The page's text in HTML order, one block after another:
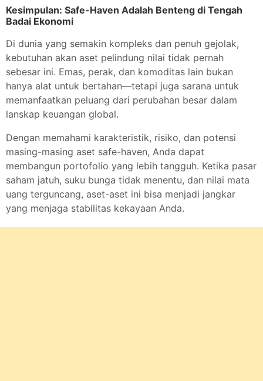
Kesimpulan: Safe-Haven Adalah Benteng di Tengah
Badai Ekonomi
Di dunia yang semakin kompleks dan penuh gejolak,
kebutuhan akan aset pelindung nilai tidak pernah
sebesar ini. Emas, perak, dan komoditas lain bukan
hanya alat untuk bertahan—tetapi juga sarana untuk
memanfaatkan peluang dari perubahan besar dalam
lanskap keuangan global.
Dengan memahami karakteristik, risiko, dan potensi
masing-masing aset safe-haven, Anda dapat
membangun portofolio yang lebih tangguh. Ketika pasar
saham jatuh, suku bunga tidak menentu, dan nilai mata
uang terguncang, aset-aset ini bisa menjadi jangkar
yang menjaga stabilitas kekayaan Anda.